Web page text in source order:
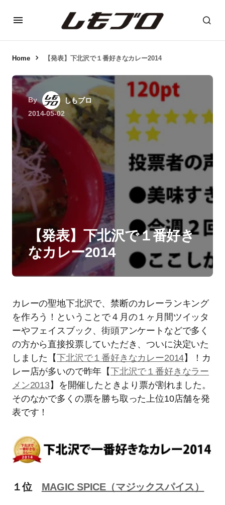
Home 【発表】下北沢で１番好きなカレー2014
By
しもブロ
2014-05-02
【発表】下北沢で１番好き
なカレー2014
カレーの聖地下北沢で、禁断のカレーランキング
を作ろう！ということで４月の１ヶ月間ツイッタ
ーやフェイスブック、街頭アンケートなどで多く
の方から直接投票していただき、ついに決定いた
しました【下北沢で１番好きなカレー2014】！カ
レー店が多いので昨年【下北沢で１番好きなラー
メン2013】を開催したときより票が割れました。
そのなかで多くの票を勝ち取った上位10店舗を発
表です！
１位 MAGIC SPICE（マジックスパイス）